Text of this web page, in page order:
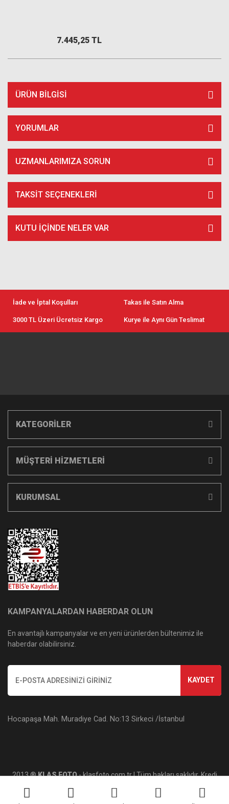
7.445,25 TL
ÜRÜN BILGISI
YORUMLAR
UZMANLARIMIZA SORUN
TAKSIT SEÇENEKLERI
KUTU İÇİNDE NELER VAR
İade ve İptal Koşulları Takas ile Satın Alma
3000 TL Üzeri Ücretsiz Kargo Kurye ile Aynı Gün Teslimat
KATEGORİLER
MÜŞTERİ HİZMETLERİ
KURUMSAL
KAMPANYALARDAN HABERDAR OLUN
En avantajlı kampanyalar ve en yeni ürünlerden bültenimiz ile
haberdar olabilirsiniz.
KAYDET
Hocapaşa Mah. Muradiye Cad. No:13 Sirkeci /İstanbul
2013 ®KLAS FOTO- klasfoto.com.tr | Tüm hakları saklıdır. Kredi